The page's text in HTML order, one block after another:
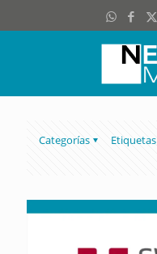
Categorías Etiquetas